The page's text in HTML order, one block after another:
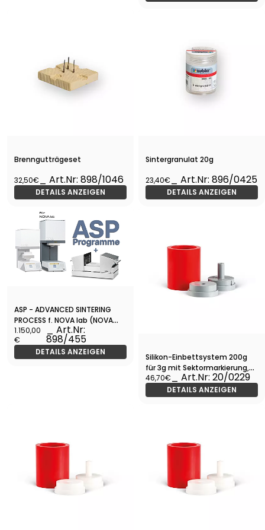
Brenngutträgeset
32,50€ _ Art.Nr: 898/1046
DETAILS ANZEIGEN
Sintergranulat 20g
23,40€ _ Art.Nr: 896/0425
DETAILS ANZEIGEN
ASP - ADVANCED SINTERING
PROCESS f. NOVA lab (NOVA
Capsule und ASP-Programme)
1.150,00
€
_ Art.Nr:
898/455
DETAILS ANZEIGEN
Silikon-Einbettsystem 200g
für 3g mit Sektormarkierung,
Muffelbasis 13mm
46,70€ _ Art.Nr: 20/0229
DETAILS ANZEIGEN